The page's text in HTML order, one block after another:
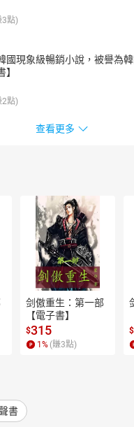
3點)
國現象級暢銷小說，被譽為韓
】
2點)
查看更多
剑傲重生：第一部
【電子書】
$315
1 % (賺3點)
$
書